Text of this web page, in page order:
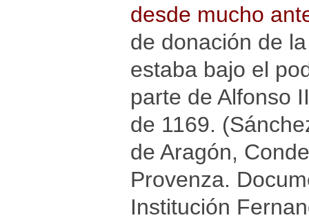
desde mucho
de donación de
estaba bajo el
parte de Alfonso
de 1169.
de Aragón,
Provenza.
Institución